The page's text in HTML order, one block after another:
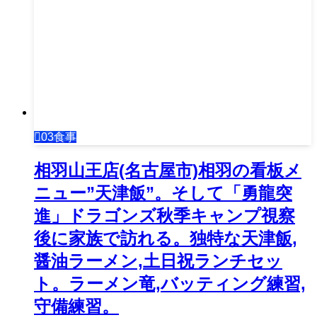
03食事
相羽山王店(名古屋市)相羽の看板メ
ニュー”天津飯”。そして「勇龍突
進」ドラゴンズ秋季キャンプ視察
後に家族で訪れる。独特な天津飯,
醤油ラーメン,土日祝ランチセッ
ト。ラーメン竜,バッティング練習,
守備練習。